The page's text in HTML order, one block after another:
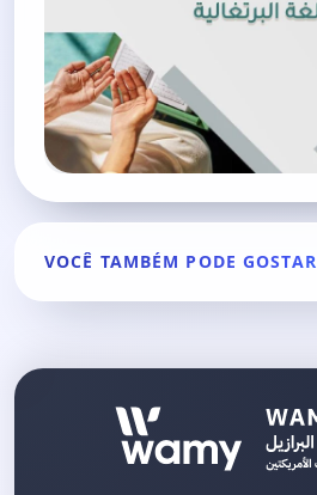
VOCÊ TAMBÉM PODE GOSTAR